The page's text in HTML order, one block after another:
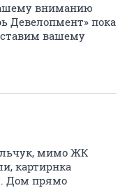
вниманию
Девелопмент» пока
вашему
мимо ЖК
картирнка
Дом прямо